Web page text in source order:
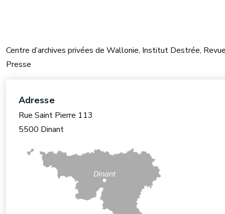
Centre d’archives privées de Wallonie, Institut Destrée,
Presse
Adresse
Rue Saint Pierre 113
5500 Dinant